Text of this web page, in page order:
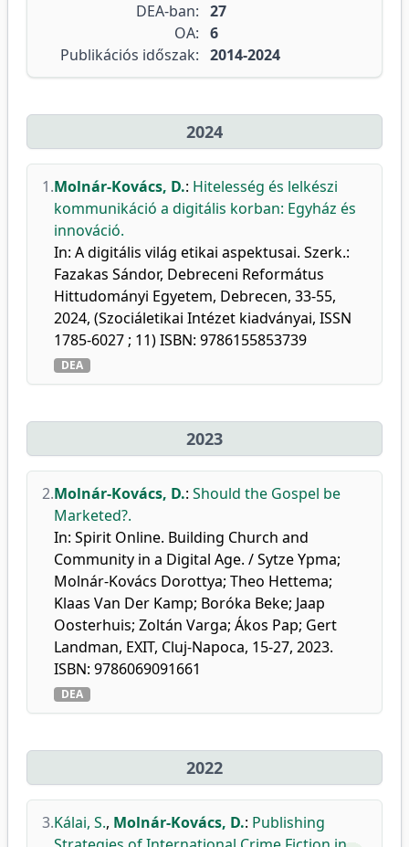
DEA-ban: 27
OA: 6
Publikációs időszak: 2014-2024
2024
1.Molnár-Kovács, D.: Hitelesség és lelkészi
kommunikáció a digitális korban: Egyház és
innováció.
In: A digitális világ etikai aspektusai. Szerk.:
Fazakas Sándor, Debreceni Református
Hittudományi Egyetem, Debrecen, 33-55,
2024, (Szociáletikai Intézet kiadványai, ISSN
1785-6027 ; 11) ISBN: 9786155853739
DEA
2023
2.Molnár-Kovács, D.: Should the Gospel be
Marketed?.
In: Spirit Online. Building Church and
Community in a Digital Age. / Sytze Ypma;
Molnár-Kovács Dorottya; Theo Hettema;
Klaas Van Der Kamp; Boróka Beke; Jaap
Oosterhuis; Zoltán Varga; Ákos Pap; Gert
Landman, EXIT, Cluj-Napoca, 15-27, 2023.
ISBN: 9786069091661
DEA
2022
3.Kálai, S., Molnár-Kovács, D.: Publishing